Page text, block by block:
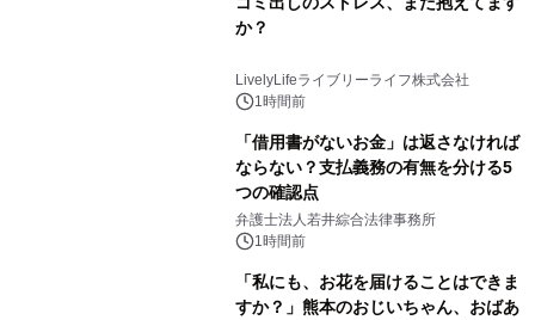
か？
LivelyLifeライブリーライフ株式会社
1時間前
「借用書がないお金」は返さなければ
ならない？支払義務の有無を分ける5
つの確認点
弁護士法人若井綜合法律事務所
1時間前
「私にも、お花を届けることはできま
すか？」熊本のおじいちゃん、おばあ